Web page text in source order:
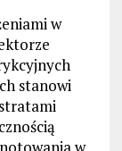
w
stanowi